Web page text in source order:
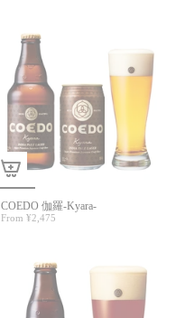
COEDO 伽羅-Kyara-
From ¥2,475